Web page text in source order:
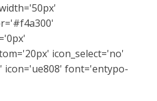
icon_select='no'
icon='ue808' font='entypo-